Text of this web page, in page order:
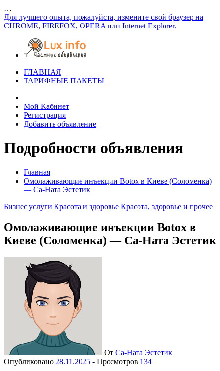
…
Для лучшего опыта, пожалуйста, измените свой браузер на
CHROME, FIREFOX, OPERA или Internet Explorer.
ГЛАВНАЯ
ТАРИФНЫЕ ПАКЕТЫ
Мой Кабинет
Регистрация
Добавить объявление
Подробности объявления
Главная
Омолаживающие инъекции Botox в Киеве (Соломенка)
— Са-Ната Эстетик
Бизнес услуги Красота и здоровье Красота, здоровье и прочее
Омолаживающие инъекции Botox в
Киеве (Соломенка) — Са-Ната Эстетик
От Са-Ната Эстетик
Опубликовано 28.11.2025 - Просмотров 134